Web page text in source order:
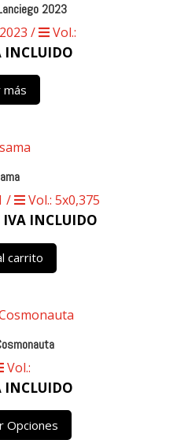
2023
/ Vol.:
INCLUIDO
más
/ Vol.: 5x0,375
El
precio
actual
IVA INCLUIDO
carrito
Vol.:
INCLUIDO
Opciones
Este